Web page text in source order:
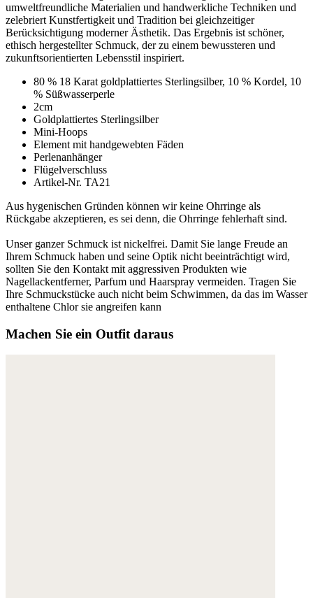
umweltfreundliche Materialien und handwerkliche Techniken und
zelebriert Kunstfertigkeit und Tradition bei gleichzeitiger
Berücksichtigung moderner Ästhetik. Das Ergebnis ist schöner,
ethisch hergestellter Schmuck, der zu einem bewussteren und
zukunftsorientierten Lebensstil inspiriert.
80 % 18 Karat goldplattiertes Sterlingsilber, 10 % Kordel, 10
% Süßwasserperle
2cm
Goldplattiertes Sterlingsilber
Mini-Hoops
Element mit handgewebten Fäden
Perlenanhänger
Flügelverschluss
Artikel-Nr. TA21
Aus hygenischen Gründen können wir keine Ohrringe als
Rückgabe akzeptieren, es sei denn, die Ohrringe fehlerhaft sind.
Unser ganzer Schmuck ist nickelfrei. Damit Sie lange Freude an
Ihrem Schmuck haben und seine Optik nicht beeinträchtigt wird,
sollten Sie den Kontakt mit aggressiven Produkten wie
Nagellackentferner, Parfum und Haarspray vermeiden. Tragen Sie
Ihre Schmuckstücke auch nicht beim Schwimmen, da das im Wasser
enthaltene Chlor sie angreifen kann
Machen Sie ein Outfit daraus